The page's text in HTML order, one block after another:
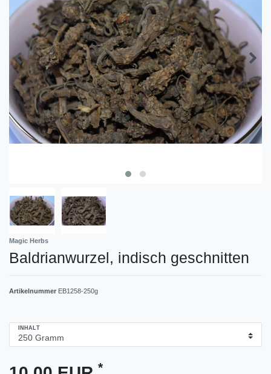
Magic Herbs
Baldrianwurzel, indisch geschnitten
Artikelnummer EB1258-250g
INHALT
*